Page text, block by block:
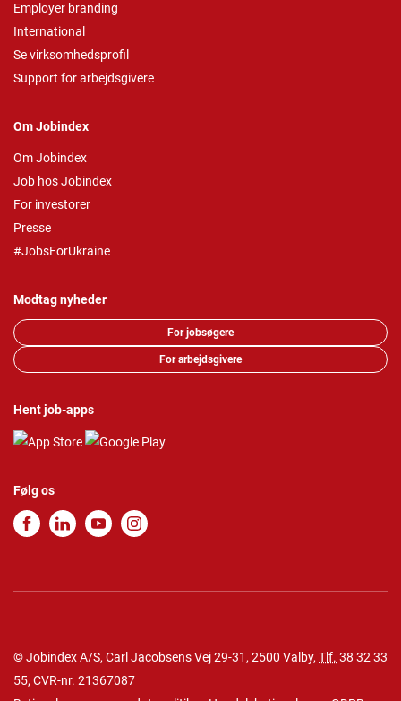
Employer branding
International
Se virksomhedsprofil
Support for arbejdsgivere
Om Jobindex
Om Jobindex
Job hos Jobindex
For investorer
Presse
#JobsForUkraine
Modtag nyheder
For jobsøgere
For arbejdsgivere
Hent job-apps
Følg os
© Jobindex A/S, Carl Jacobsens Vej 29-31, 2500 Valby, Tlf. 38 32 33
55, CVR-nr. 21367087